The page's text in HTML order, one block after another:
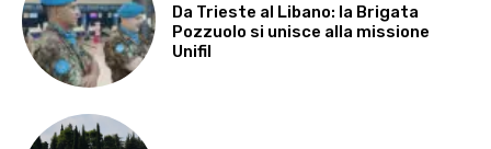
Da Trieste al Libano: la Brigata
Pozzuolo si unisce alla missione
Unifil